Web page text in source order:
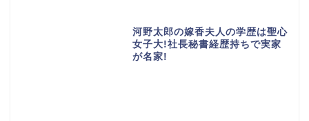
河野太郎の嫁香夫人の学歴は聖心
女子大!社長秘書経歴持ちで実家
が名家!